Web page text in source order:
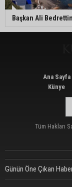
Başkan Ali
Ana Sayfa
Künye
Tüm Hakları
Günün Öne Çıkan